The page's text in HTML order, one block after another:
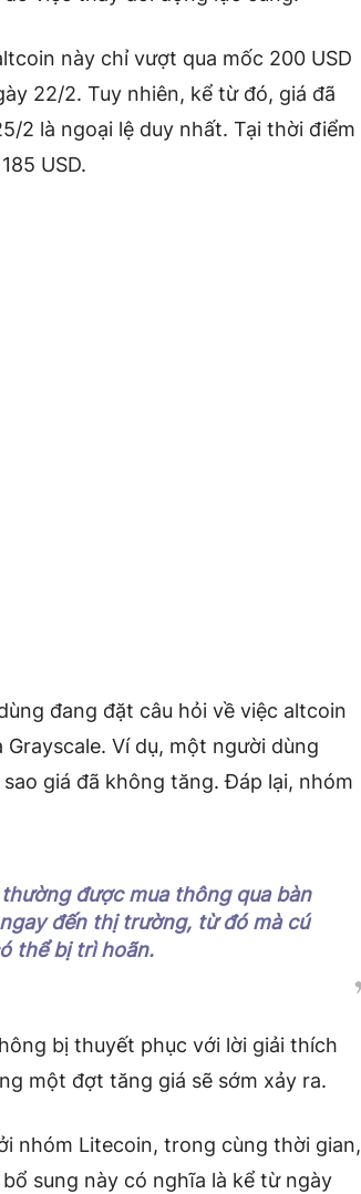
này chỉ vượt qua mốc 200 USD
22/2. Tuy nhiên, kể từ đó, giá đã
2 là ngoại lệ duy nhất. Tại thời điểm
USD.
đang đặt câu hỏi về việc altcoin
Ví dụ, một người dùng
giá đã không tăng. Đáp lại, nhóm
được mua thông qua bàn
đến thị trường, từ đó mà cú
thể bị trì hoãn.
bị thuyết phục với lời giải thích
một đợt tăng giá sẽ sớm xảy ra.
nhóm Litecoin, trong cùng thời gian,
sung này có nghĩa là kể từ ngày